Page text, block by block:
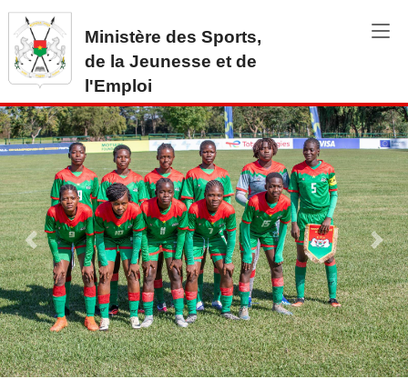
Aller au contenu principal
Ministère des Sports,
de la Jeunesse et de
l'Emploi
Previous Next